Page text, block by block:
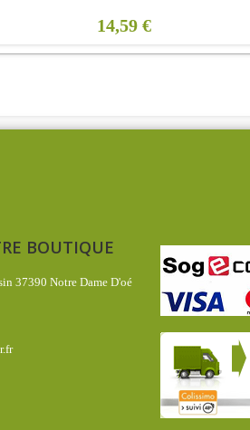
14,59 €
BOUTIQUE
37390 Notre Dame D'oé